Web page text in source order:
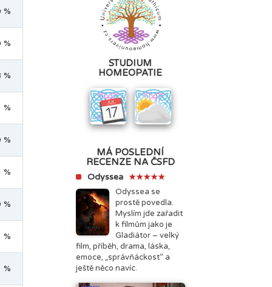
%
%
%
%
%
%
%
%
%
STUDIUM
HOMEOPATIE
MÁ POSLEDNÍ
RECENZE NA ČSFD
Odyssea ★★★★★
Odyssea se
prostě povedla.
Myslím jde zařadit
k filmům jako je
Gladiátor – velký
film, příběh, drama, láska,
emoce, „správňáckost“ a
ještě něco navíc.